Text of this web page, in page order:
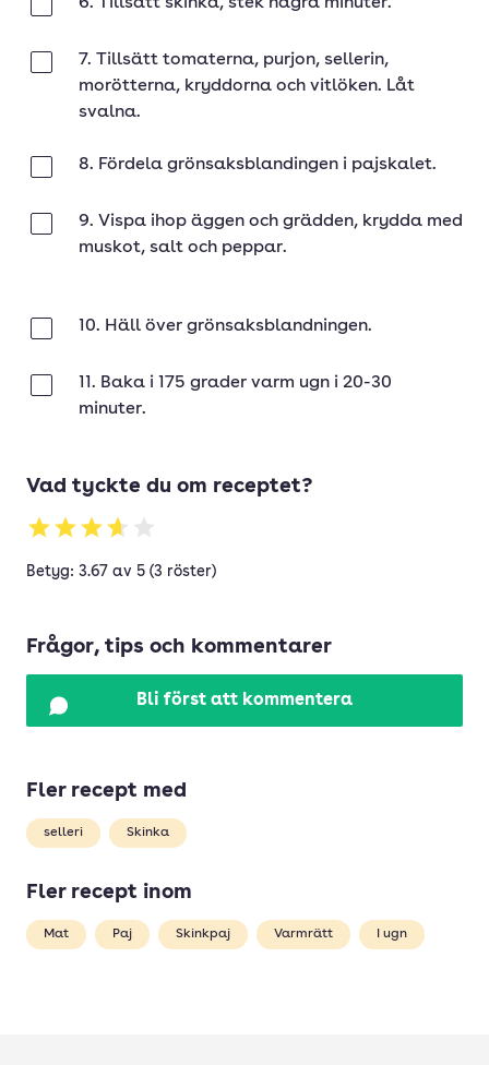
7. Tillsätt tomaterna, purjon, sellerin,
morötterna, kryddorna och vitlöken. Låt
svalna.
8. Fördela grönsaksblandingen i pajskalet.
9. Vispa ihop äggen och grädden, krydda med
muskot, salt och peppar.
10. Häll över grönsaksblandningen.
11. Baka i 175 grader varm ugn i 20-30
minuter.
Vad tyckte du om receptet?
Betyg: 3.67 av 5 (3 röster)
Frågor, tips och kommentarer
Bli först att kommentera
Fler recept med
selleri Skinka
Fler recept inom
Mat Paj Skinkpaj Varmrätt I ugn